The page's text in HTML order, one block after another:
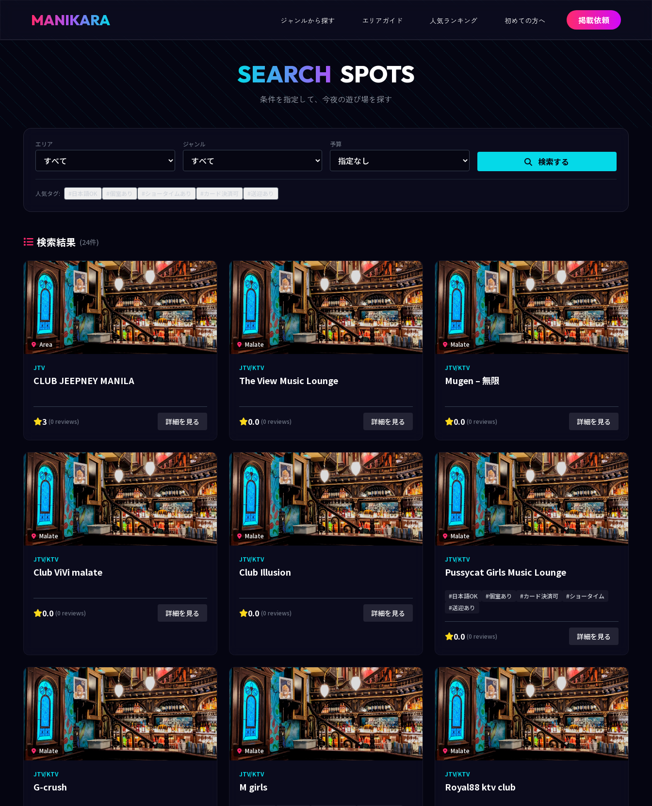
MANIKARA ジャンルから探す エリアガイド 人気ランキング 初めての方へ 掲載依頼
SEARCH SPOTS
条件を指定して、今夜の遊び場を探す
エリア ジャンル 予算
検索する
人気タグ: #日本語OK #個室あり #ショータイムあり #カード決済可 #送迎あり
検索結果 (24件)
Area
JTV
CLUB JEEPNEY MANILA
3 (0 reviews) 詳細を見る
Malate
JTV/KTV
The View Music Lounge
0.0 (0 reviews) 詳細を見る
Malate
JTV/KTV
Mugen – 無限
0.0 (0 reviews) 詳細を見る
Malate
JTV/KTV
Club ViVi malate
0.0 (0 reviews) 詳細を見る
Malate
JTV/KTV
Club Illusion
0.0 (0 reviews) 詳細を見る
Malate
JTV/KTV
Pussycat Girls Music Lounge
#日本語OK #個室あり #カード決済可
#ショータイム
#送迎あり
0.0 (0 reviews) 詳細を見る
Malate
JTV/KTV
G-crush
Malate
JTV/KTV
M girls
Malate
JTV/KTV
Royal88 ktv club